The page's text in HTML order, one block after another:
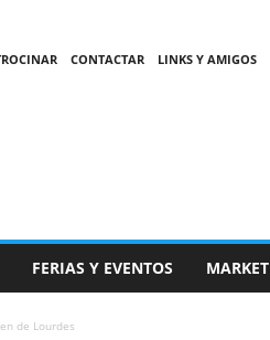
CONTACTAR LINKS Y AMIGOS
FERIAS Y EVENTOS MARKET
de Lourdes